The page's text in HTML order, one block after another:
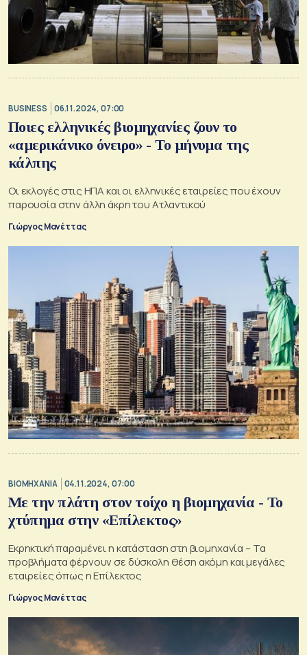
BUSINESS 06.11.2024, 07:00
Ποιες ελληνικές βιομηχανίες ζουν το
«αμερικάνικο όνειρο» - Το μήνυμα της
κάλπης
Οι εκλογές στις ΗΠΑ και οι ελληνικές εταιρείες που έχουν
παρουσία στην άλλη άκρη του Ατλαντικού
Γιώργος Μανέττας
ΒΙΟΜΗΧΑΝΙΑ 04.11.2024, 07:00
Με την πλάτη στον τοίχο η βιομηχανία - Το
χτύπημα στην «Επίλεκτος»
Εκρηκτική παραμένει η κατάσταση στη βιομηχανία – Τα
προβλήματα φέρνουν σε δύσκολη θέση ακόμη και μεγάλες
εταιρείες όπως η Επίλεκτος
Γιώργος Μανέττας